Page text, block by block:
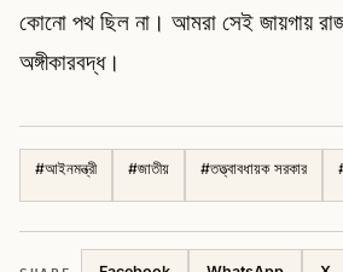
কোনো পথ ছিল না। আমরা সেই জায়গায়
অঙ্গীকারবদ্ধ।
#আইনমন্ত্রী #জাতীয় #তত্ত্বাবধায়ক সরকার